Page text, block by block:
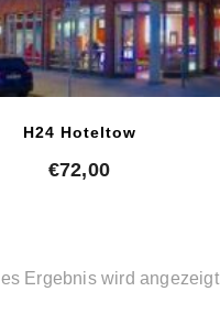
H24 Hoteltow
€72,00
Ergebnis wird angezeigt